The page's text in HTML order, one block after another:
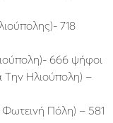
718
666 ψήφοι
Την Ηλιούπολη) –
Πόλη) – 581